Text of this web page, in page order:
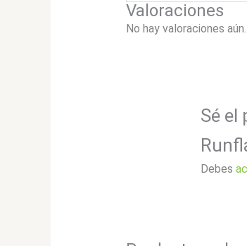
Valoraciones
No hay valoraciones aún.
Sé el
Debes